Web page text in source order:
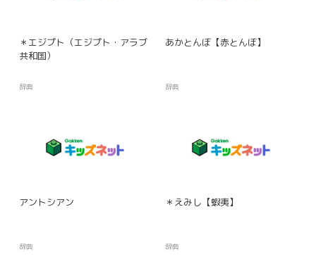
＊エジプト（エジプト・アラブ
共和国）
辞典
あかとんぼ【赤とんぼ】
辞典
アントシアン
辞典
＊えみし【蝦夷】
辞典